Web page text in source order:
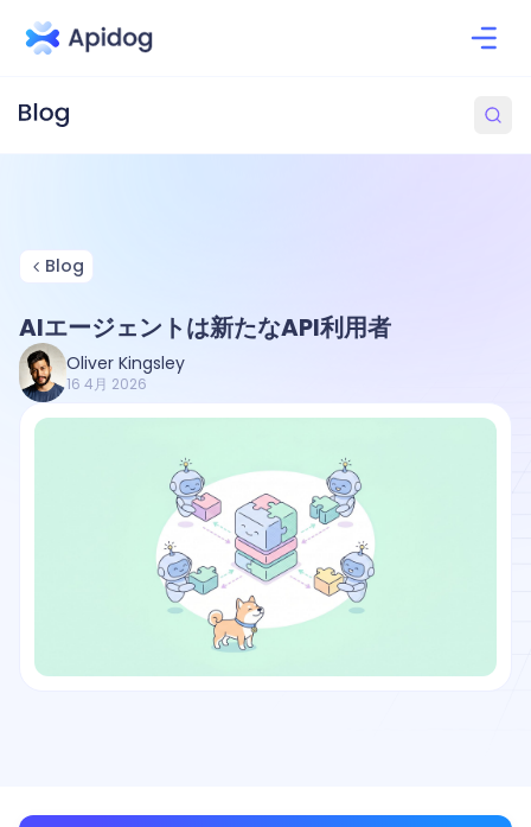
Blog
AIエージェントは新たなAPI利用者
Oliver Kingsley
16 4月 2026